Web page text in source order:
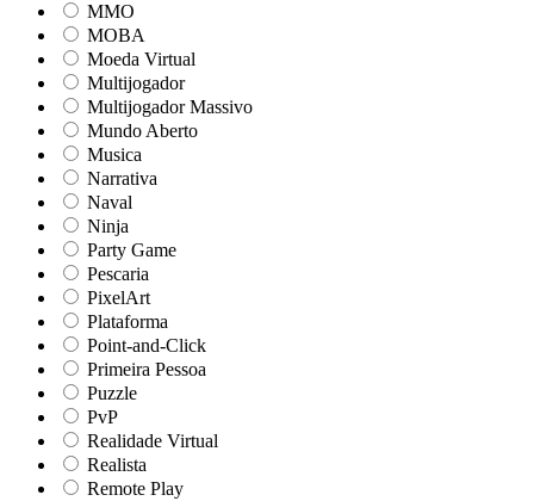
MMO
MOBA
Moeda Virtual
Multijogador
Multijogador Massivo
Mundo Aberto
Musica
Narrativa
Naval
Ninja
Party Game
Pescaria
PixelArt
Plataforma
Point-and-Click
Primeira Pessoa
Puzzle
PvP
Realidade Virtual
Realista
Remote Play